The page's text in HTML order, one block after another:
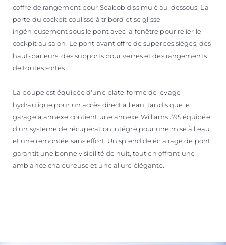
coffre de rangement pour Seabob dissimulé au-dessous. La
porte du cockpit coulisse à tribord et se glisse
ingénieusement sous le pont avec la fenêtre pour relier le
cockpit au salon. Le pont avant offre de superbes sièges, des
haut-parleurs, des supports pour verres et des rangements
de toutes sortes.
La poupe est équipée d'une plate-forme de levage
hydraulique pour un accès direct à l'eau, tandis que le
garage à annexe contient une annexe Williams 395 équipée
d'un système de récupération intégré pour une mise à l'eau
et une remontée sans effort. Un splendide éclairage de pont
garantit une bonne visibilité de nuit, tout en offrant une
ambiance chaleureuse et une allure élégante.